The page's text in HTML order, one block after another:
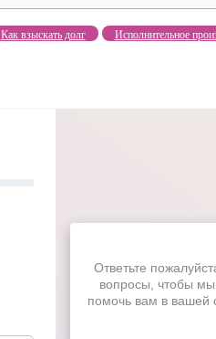
Как взыскать долг Исполнительное